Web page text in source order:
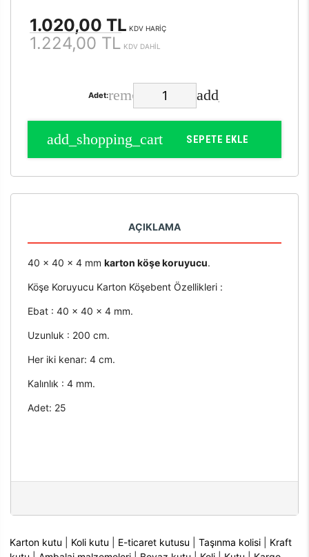
1.020,00 TL KDV HARİÇ
1.224,00 TL KDV DAHİL
Adet:
SEPETE EKLE
AÇIKLAMA
40 x 40 x 4 mm karton köşe koruyucu.
Köşe Koruyucu Karton Köşebent Özellikleri :
Ebat : 40 x 40 x 4 mm.
Uzunluk : 200 cm.
Her iki kenar: 4 cm.
Kalınlık : 4 mm.
Adet: 25
Karton kutu Koli kutu E-ticaret kutusu |Taşınma kolisi
Kraft